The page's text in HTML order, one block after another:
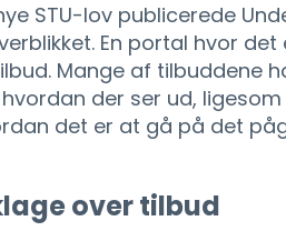
STU-lov publicerede
En portal hvor
Mange af tilbuddene
der ser ud,
det er at gå på det
over tilbud